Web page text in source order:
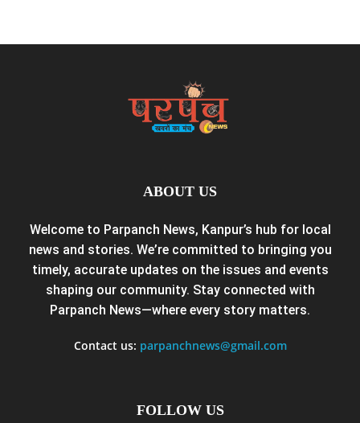
ABOUT US
Welcome to Parpanch News, Kanpur’s hub for local
news and stories. We’re committed to bringing you
timely, accurate updates on the issues and events
shaping our community. Stay connected with
Parpanch News—where every story matters.
Contact us: parpanchnews@gmail.com
FOLLOW US